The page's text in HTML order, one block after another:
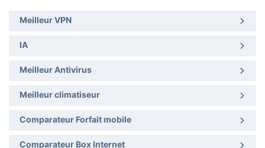
Meilleur VPN
IA
Meilleur Antivirus
Meilleur climatiseur
Comparateur Forfait mobile
Comparateur Box Internet